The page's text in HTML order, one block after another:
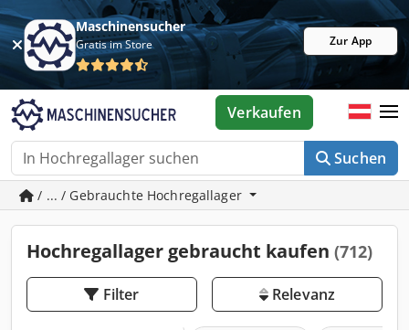
Maschinensucher
Gratis im Store Zur App
Suchen
Verkaufen
/ ... / Gebrauchte Hochregallager
Hochregallager gebraucht kaufen (712)
Filter Relevanz